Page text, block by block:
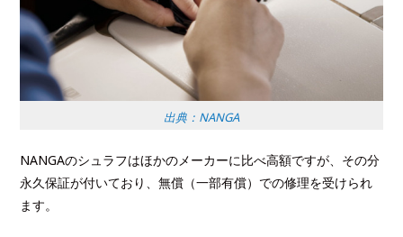
出典：NANGA
NANGAのシュラフはほかのメーカーに比べ高額ですが、その分
永久保証が付いており、無償（一部有償）での修理を受けられ
ます。